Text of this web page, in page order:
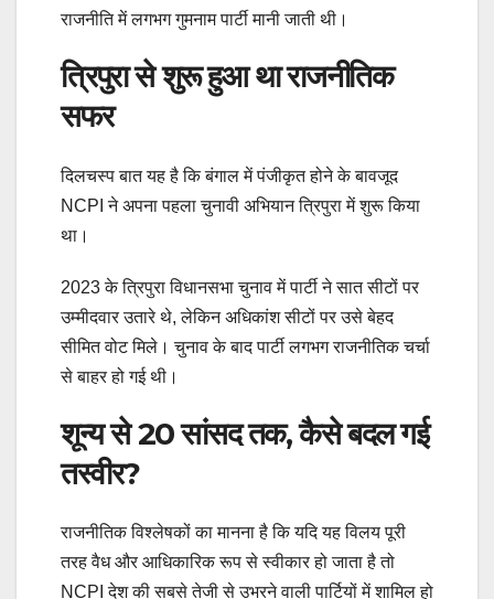
राजनीति में लगभग गुमनाम पार्टी मानी जाती थी।
त्रिपुरा से शुरू हुआ था राजनीतिक
सफर
दिलचस्प बात यह है कि बंगाल में पंजीकृत होने के बावजूद
NCPI ने अपना पहला चुनावी अभियान त्रिपुरा में शुरू किया
था।
2023 के त्रिपुरा विधानसभा चुनाव में पार्टी ने सात सीटों पर
उम्मीदवार उतारे थे, लेकिन अधिकांश सीटों पर उसे बेहद
सीमित वोट मिले। चुनाव के बाद पार्टी लगभग राजनीतिक चर्चा
से बाहर हो गई थी।
शून्य से 20 सांसद तक, कैसे बदल गई
तस्वीर?
राजनीतिक विश्लेषकों का मानना है कि यदि यह विलय पूरी
तरह वैध और आधिकारिक रूप से स्वीकार हो जाता है तो
NCPI देश की सबसे तेजी से उभरने वाली पार्टियों में शामिल हो